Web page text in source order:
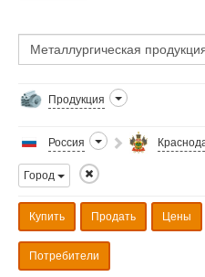
Продукция
Россия
Город
Купить Продать Цены
Потребители